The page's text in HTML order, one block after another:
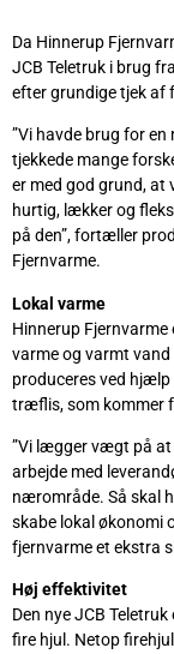
Da Hinnerup
JCB Teletruk i brug
efter grundige tjek af
”Vi havde brug for
tjekkede mange
er med god grund, at
hurtig, lækker og
på den”, fortæller
Fjernvarme.
Lokal varme
Hinnerup
varme og varmt
produceres ved
træflis, som kommer
”Vi lægger vægt på at
arbejde med
nærområde. Så skal
skabe lokal økonomi
fjernvarme et ekstra
Høj effektivitet
Den nye JCB
fire hjul. Netop